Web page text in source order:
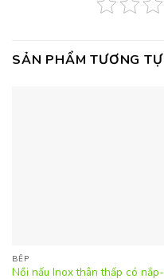
SẢN PHẨM TƯƠNG TỰ
BẾP
Nồi nấu Inox thân thấp có nắp-